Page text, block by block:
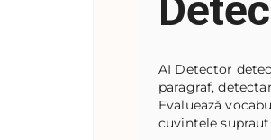
AI Detector
paragraf,
Evaluează
cuvintele